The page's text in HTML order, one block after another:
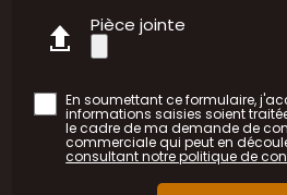
Pièce jointe
En soumettant ce formulaire,
informations saisies soient
le cadre de ma demande de
commerciale qui peut en
consultant notre politique de